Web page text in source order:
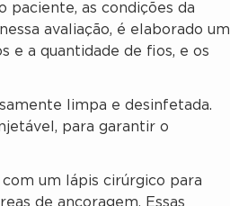
paciente, as condições da
avaliação, é elaborado um
e a quantidade de fios, e os
limpa e desinfetada.
para garantir o
um lápis cirúrgico para
de ancoragem. Essas